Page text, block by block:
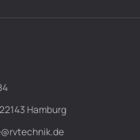
Hamburg